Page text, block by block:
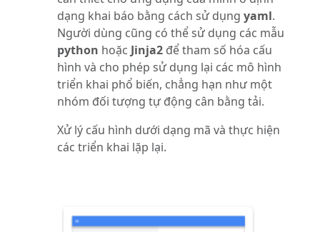
dạng khai báo bằng cách sử dụngyaml.
Người dùng cũng có thể sử dụng các mẫu
python hoặc Jinja2 để tham số hóa cấu
hình và cho phép sử dụng lại các mô hình
triển khai phổ biến, chẳng hạn như một
nhóm đối tượng tự động cân bằng tải.
Xử lý cấu hình dưới dạng mã và thực hiện
các triển khai lặp lại.